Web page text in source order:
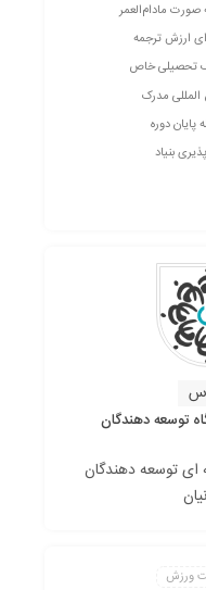
مادام‌العمر
ارزش ترجمه
تحصیلی خاص
مدرک
پایان دوره
بنیاد
توسعه دهندگان
ای توسعه دهندگان
ورزش